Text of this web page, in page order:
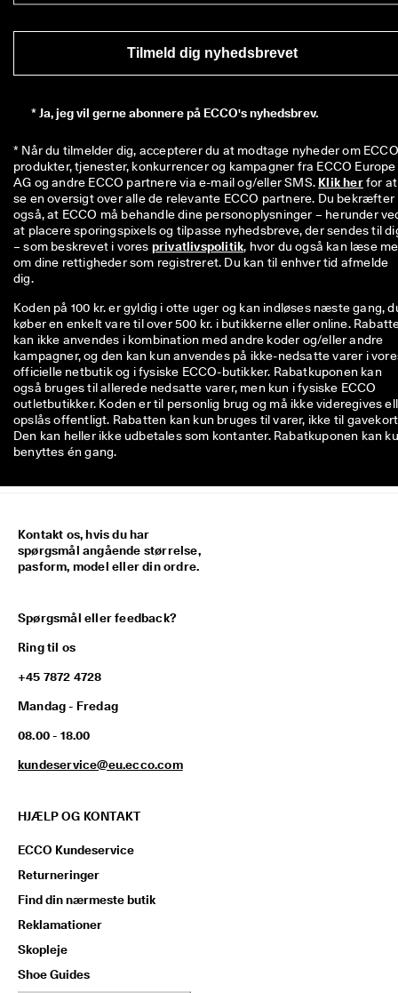
Tilmeld dig nyhedsbrevet
*Ja, jeg vil gerne abonnere på ECCO's nyhedsbrev.
* Når du tilmelder dig, accepterer du at modtage nyheder om
produkter, tjenester, konkurrencer og kampagner fra ECCO Europe
AG og andre ECCO partnere via e-mail og/eller SMS. Klik her for at
se en oversigt over alle de relevante ECCO partnere. Du bekræfter
også, at ECCO må behandle dine personoplysninger – herunder
at placere sporingspixels og tilpasse nyhedsbreve, der sendes til
– som beskrevet i vores privatlivspolitik, hvor du også kan læse
om dine rettigheder som registreret. Du kan til enhver tid afmelde
dig.
Koden på 100 kr. er gyldig i otte uger og kan indløses næste gang,
køber en enkelt vare til over 500 kr. i butikkerne eller online.
kan ikke anvendes i kombination med andre koder og/eller andre
kampagner, og den kan kun anvendes på ikke-nedsatte varer i
officielle netbutik og i fysiske ECCO-butikker. Rabatkuponen kan
også bruges til allerede nedsatte varer, men kun i fysiske ECCO
outletbutikker. Koden er til personlig brug og må ikke videregives
opslås offentligt. Rabatten kan kun bruges til varer, ikke til
Den kan heller ikke udbetales som kontanter. Rabatkuponen kan
benyttes én gang.
Kontakt os, hvis du har
spørgsmål angående størrelse,
pasform, model eller din ordre.
Spørgsmål eller feedback?
Ring til os
+45 7872 4728
Mandag - Fredag
08.00 - 18.00
kundeservice@eu.ecco.com
HJÆLP OG KONTAKT
ECCO Kundeservice
Returneringer
Find din nærmeste butik
Reklamationer
Skopleje
Shoe Guides